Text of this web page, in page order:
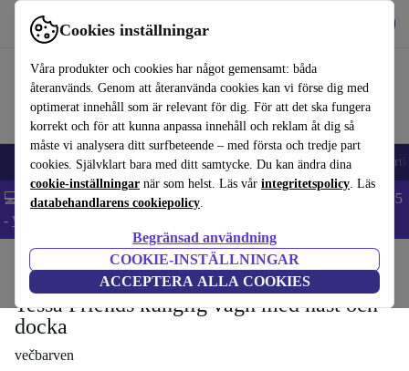
Cookies inställningar
Våra produkter och cookies har något gemensamt: båda
återanvänds. Genom att återanvända cookies kan vi förse dig med
optimerat innehåll som är relevant för dig. För att det ska fungera
korrekt och för att kunna anpassa innehåll och reklam åt dig så
måste vi analysera ditt surfbeteende – med första och tredje part
cookies. Självklart bara med ditt samtycke. Du kan ändra dina
cookie-inställningar när som helst. Läs vår integritetspolicy. Läs
databehandlarens cookiepolicy.
Begränsad användning
COOKIE-INSTÄLLNINGAR
ACCEPTERA ALLA COOKIES
Använd refurbed snabbt och enkelt
🎒 Back to school Mobiltelefoner Bärbara datorer Surfplattor
💻 Extra 5% rabatt på alla MacBooks och laptops - Code: LAPTOP5
- Villkor
Leksaker
Tessa Friends kunglig vagn med häst och
docka
večbarven